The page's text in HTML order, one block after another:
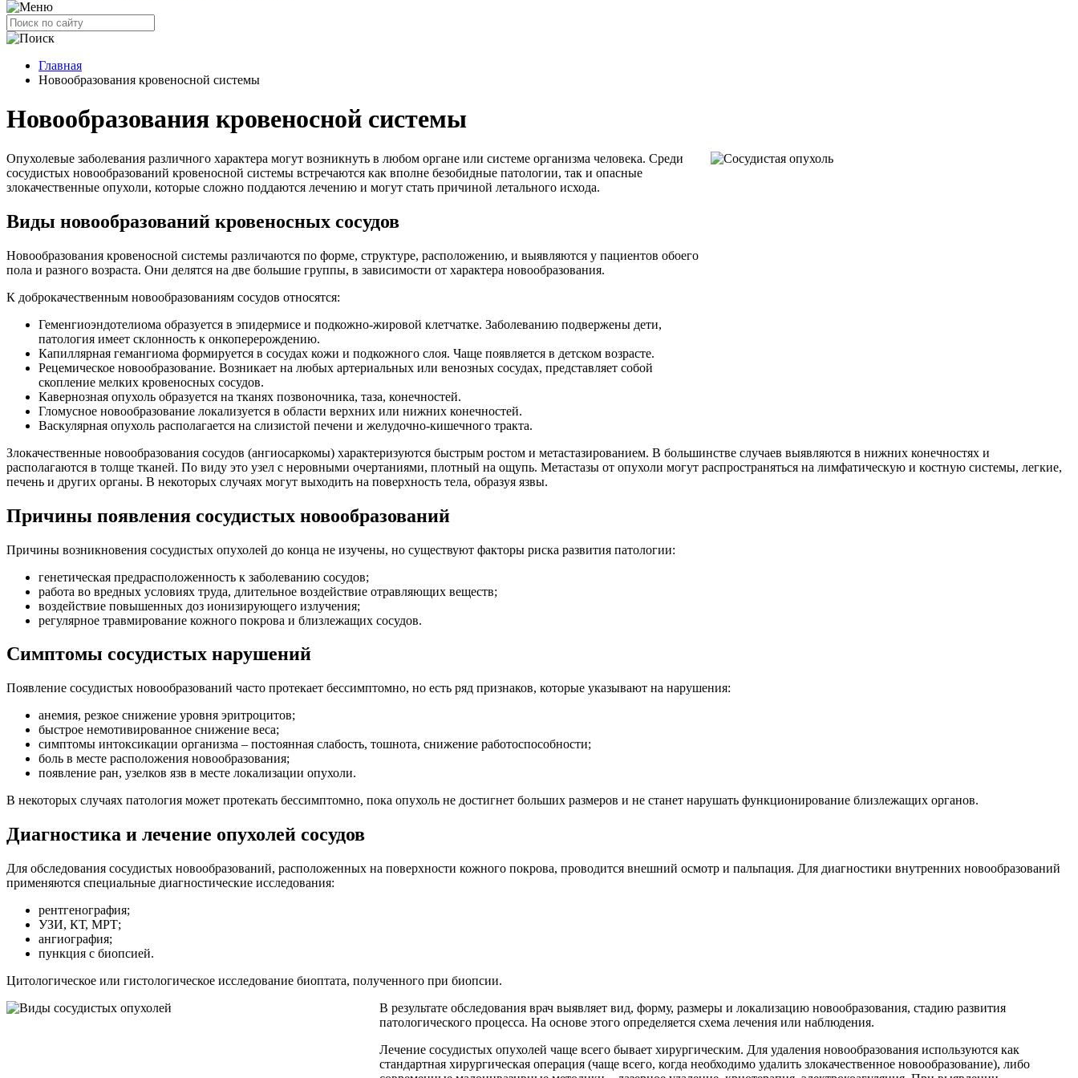
Главная
Новообразования кровеносной системы
Новообразования кровеносной системы
Опухолевые заболевания различного характера могут возникнуть в любом органе или системе организма человека. Среди
сосудистых новообразований кровеносной системы встречаются как вполне безобидные патологии, так и опасные
злокачественные опухоли, которые сложно поддаются лечению и могут стать причиной летального исхода.
Виды новообразований кровеносных сосудов
Новообразования кровеносной системы различаются по форме, структуре, расположению, и выявляются у пациентов обоего
пола и разного возраста. Они делятся на две большие группы, в зависимости от характера новообразования.
К доброкачественным новообразованиям сосудов относятся:
Геменгиоэндотелиома образуется в эпидермисе и подкожно-жировой клетчатке. Заболеванию подвержены дети,
патология имеет склонность к онкоперерождению.
Капиллярная гемангиома формируется в сосудах кожи и подкожного слоя. Чаще появляется в детском возрасте.
Рецемическое новообразование. Возникает на любых артериальных или венозных сосудах, представляет собой
скопление мелких кровеносных сосудов.
Кавернозная опухоль образуется на тканях позвоночника, таза, конечностей.
Гломусное новообразование локализуется в области верхних или нижних конечностей.
Васкулярная опухоль располагается на слизистой печени и желудочно-кишечного тракта.
Злокачественные новообразования сосудов (ангиосаркомы) характеризуются быстрым ростом и метастазированием. В большинстве случаев выявляются в нижних конечностях и
располагаются в толще тканей. По виду это узел с неровными очертаниями, плотный на ощупь. Метастазы от опухоли могут распространяться на лимфатическую и костную системы, легкие,
печень и других органы. В некоторых случаях могут выходить на поверхность тела, образуя язвы.
Причины появления сосудистых новообразований
Причины возникновения сосудистых опухолей до конца не изучены, но существуют факторы риска развития патологии:
генетическая предрасположенность к заболеванию сосудов;
работа во вредных условиях труда, длительное воздействие отравляющих веществ;
воздействие повышенных доз ионизирующего излучения;
регулярное травмирование кожного покрова и близлежащих сосудов.
Симптомы сосудистых нарушений
Появление сосудистых новообразований часто протекает бессимптомно, но есть ряд признаков, которые указывают на нарушения:
анемия, резкое снижение уровня эритроцитов;
быстрое немотивированное снижение веса;
симптомы интоксикации организма – постоянная слабость, тошнота, снижение работоспособности;
боль в месте расположения новообразования;
появление ран, узелков язв в месте локализации опухоли.
В некоторых случаях патология может протекать бессимптомно, пока опухоль не достигнет больших размеров и не станет нарушать функционирование близлежащих органов.
Диагностика и лечение опухолей сосудов
Для обследования сосудистых новообразований, расположенных на поверхности кожного покрова, проводится внешний осмотр и пальпация. Для диагностики внутренних новообразований
применяются специальные диагностические исследования:
рентгенография;
УЗИ, КТ, МРТ;
ангиография;
пункция с биопсией.
Цитологическое или гистологическое исследование биоптата, полученного при биопсии.
В результате обследования врач выявляет вид, форму, размеры и локализацию новообразования, стадию развития
патологического процесса. На основе этого определяется схема лечения или наблюдения.
Лечение сосудистых опухолей чаще всего бывает хирургическим. Для удаления новообразования используются как
стандартная хирургическая операция (чаще всего, когда необходимо удалить злокачественное новообразование), либо